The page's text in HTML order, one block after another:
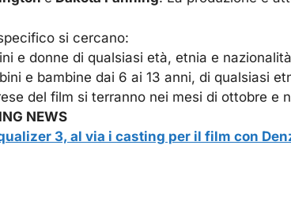
si cercano:
e donne di qualsiasi età, etnia e
e bambine dai 6 ai 13 anni, di qualsiasi
del film si terranno nei mesi di ottobre e
NEWS
3, al via i casting per il film con